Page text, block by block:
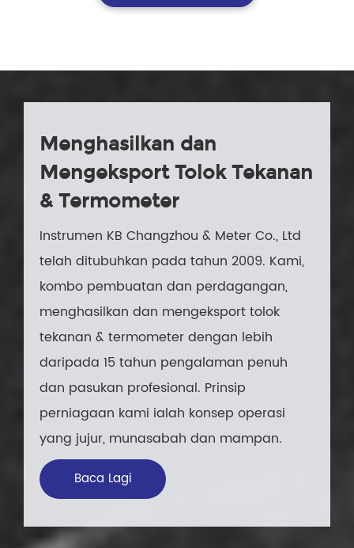
Menghasilkan dan
Mengeksport Tolok Tekanan
& Termometer
Instrumen KB Changzhou & Meter Co., Ltd
telah ditubuhkan pada tahun 2009. Kami,
kombo pembuatan dan perdagangan,
menghasilkan dan mengeksport tolok
tekanan & termometer dengan lebih
daripada 15 tahun pengalaman penuh
dan pasukan profesional. Prinsip
perniagaan kami ialah konsep operasi
yang jujur, munasabah dan mampan.
Baca Lagi